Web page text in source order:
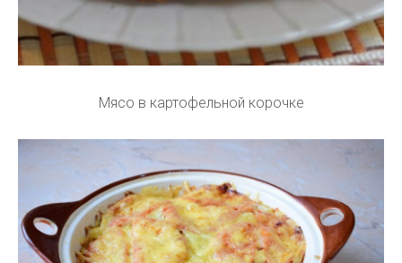
Мясо в картофельной корочке